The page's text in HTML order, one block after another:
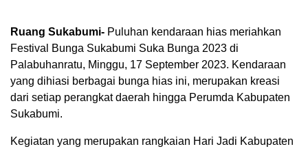
Ruang Sukabumi- Puluhan kendaraan hias meriahkan
Festival Bunga Sukabumi Suka Bunga 2023 di
Palabuhanratu, Minggu, 17 September 2023. Kendaraan
yang dihiasi berbagai bunga hias ini, merupakan kreasi
dari setiap perangkat daerah hingga Perumda Kabupaten
Sukabumi.
Kegiatan yang merupakan rangkaian Hari Jadi Kabupaten